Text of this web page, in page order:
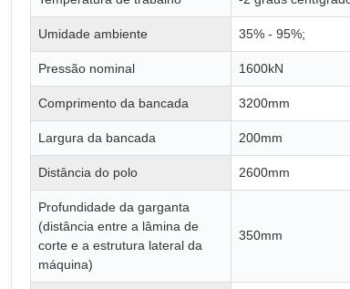
Umidade ambiente 35% - 95%;
Pressão nominal 1600kN
Comprimento da bancada 3200mm
Largura da bancada 200mm
Distância do polo 2600mm
Profundidade da garganta
(distância entre a lâmina de
corte e a estrutura lateral da
máquina)
350mm